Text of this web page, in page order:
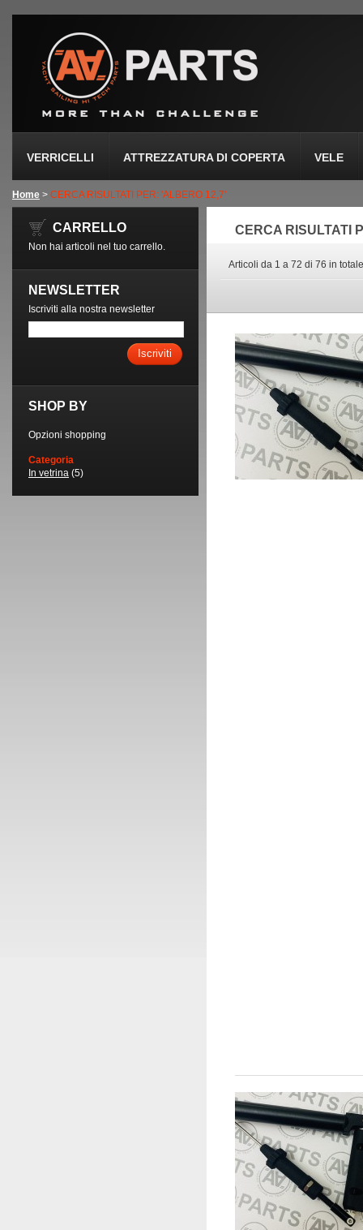
VERRICELLI ATTREZZATURA DI COPERTA VELE
Home > CERCA RISULTATI PER: 'ALBERO 12,7'
CERCA RISULTATI
Articoli da 1 a 72 di 76 in totale
CARRELLO
Non hai articoli nel tuo carrello.
NEWSLETTER
Iscriviti alla nostra newsletter
Iscriviti
SHOP BY
Opzioni shopping
Categoria
In vetrina (5)